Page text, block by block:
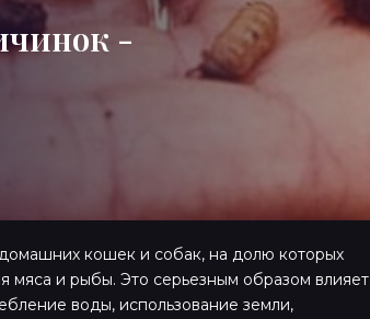
-
кошек и собак, на долю которых
мяса и рыбы. Это серьезным образом влияет
воды, использование земли,